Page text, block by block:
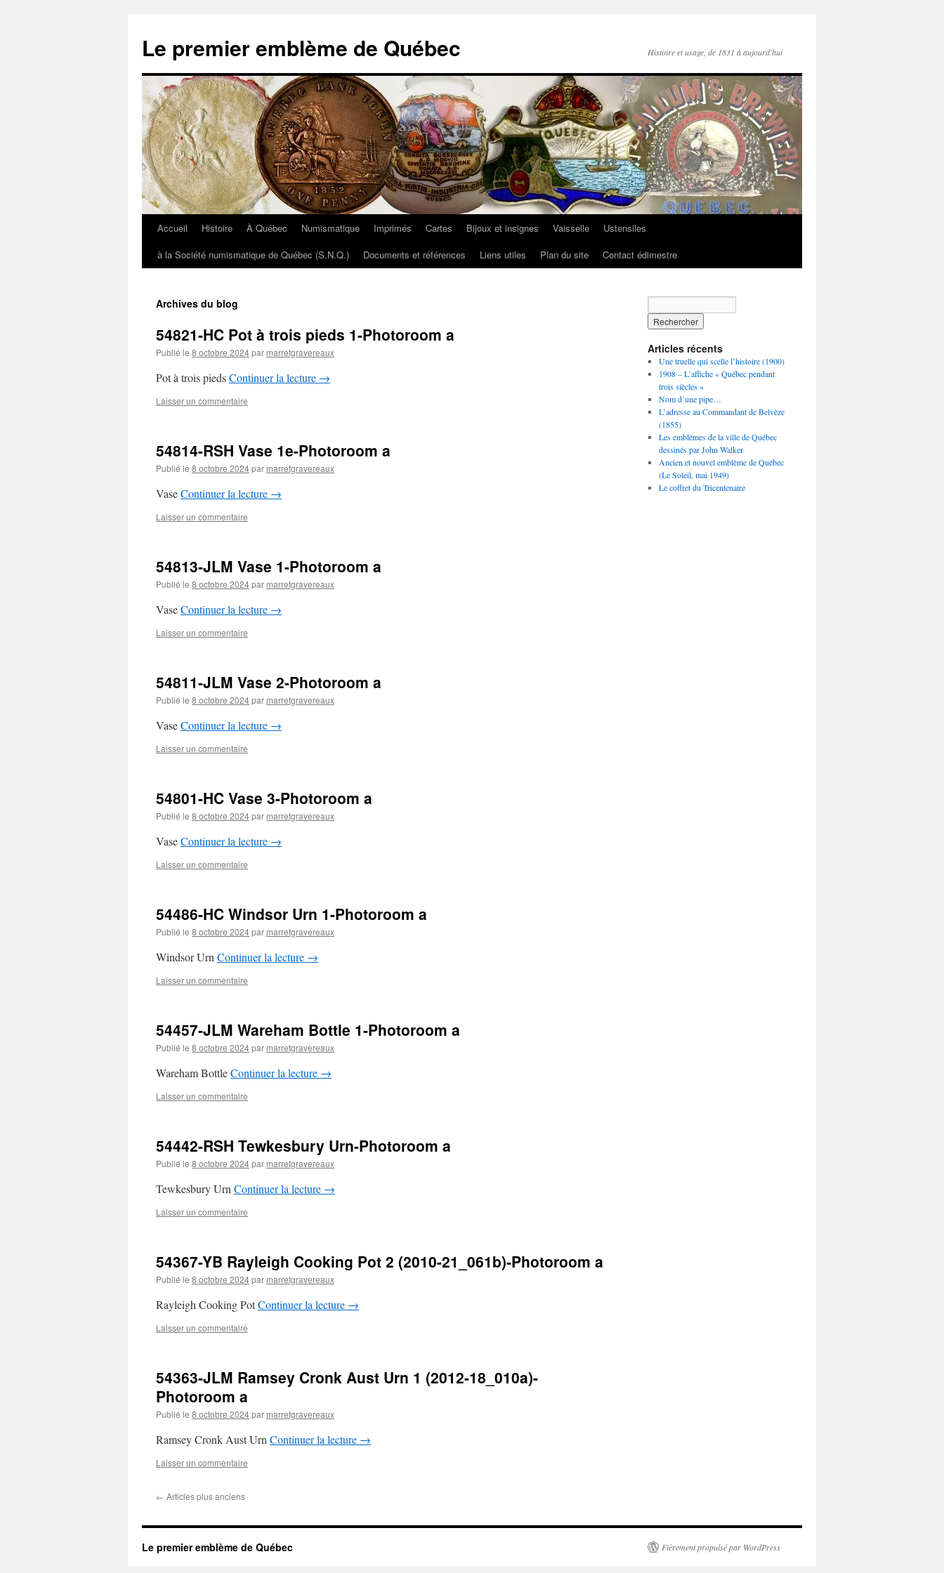
contenu
Le premier emblème de Québec Histoire et usage, de 1831 à aujourd'hui
Accueil Histoire À Québec Numismatique Imprimés Cartes Bijoux et insignes Vaisselle
Ustensiles
à la Société numismatique de Québec (S.N.Q.)
Documents et références Liens utiles Plan du site Contact édimestre
Archives du blog
54821-HC Pot à trois pieds 1-Photoroom a
Publié le 8 octobre 2024par marretgravereaux
Pot à trois piedsContinuer la lecture →
Laisser un commentaire
54814-RSH Vase 1e-Photoroom a
Publié le 8 octobre 2024par marretgravereaux
VaseContinuer la lecture →
Laisser un commentaire
54813-JLM Vase 1-Photoroom a
Publié le 8 octobre 2024par marretgravereaux
VaseContinuer la lecture →
Laisser un commentaire
54811-JLM Vase 2-Photoroom a
Publié le 8 octobre 2024par marretgravereaux
VaseContinuer la lecture →
Laisser un commentaire
54801-HC Vase 3-Photoroom a
Publié le 8 octobre 2024par marretgravereaux
VaseContinuer la lecture →
Laisser un commentaire
54486-HC Windsor Urn 1-Photoroom a
Publié le 8 octobre 2024par marretgravereaux
Windsor Urn Continuer la lecture →
Laisser un commentaire
54457-JLM Wareham Bottle 1-Photoroom a
Publié le 8 octobre 2024par marretgravereaux
Wareham BottleContinuer la lecture →
Laisser un commentaire
54442-RSH Tewkesbury Urn-Photoroom a
Publié le 8 octobre 2024par marretgravereaux
Tewkesbury Urn Continuer la lecture →
Laisser un commentaire
54367-YB Rayleigh Cooking Pot 2 (2010-21_061b)-Photoroom a
Publié le 8 octobre 2024par marretgravereaux
Rayleigh Cooking PotContinuer la lecture →
Laisser un commentaire
54363-JLM Ramsey Cronk Aust Urn 1 (2012-18_010a)-
Photoroom a
Publié le 8 octobre 2024par marretgravereaux
Ramsey Cronk Aust Urn Continuer la lecture →
Laisser un commentaire
← Articles plus anciens
Articles récents
Une truelle qui scelle l’histoire (1900)
1908 – L’affiche « Québec pendant
trois siècles »
Nom d’une pipe…
L’adresse au Commandant de Belvèze
(1855)
Les emblèmes de la ville de Québec
dessinés par John Walker
Ancien et nouvel emblème de Québec
(Le Soleil, mai 1949)
Le coffret du Tricentenaire
Le premier emblème de Québec Fièrement propulsé par WordPress